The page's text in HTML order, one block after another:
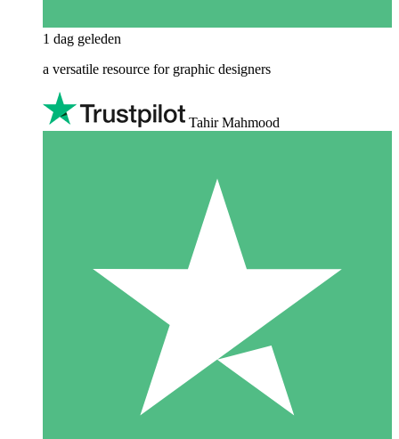
1 dag geleden
a versatile resource for graphic designers
Tahir Mahmood